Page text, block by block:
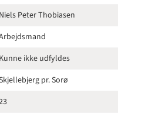
Niels Peter Thobiasen
Kunne ikke udfyldes
pr. Sorø